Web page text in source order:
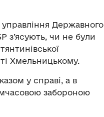
управління Державного
з’ясують, чи не були
Хмельницькому.
у справі, а в
забороною